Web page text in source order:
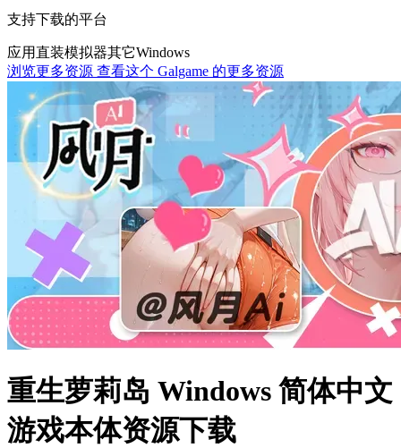
支持下载的平台
应用直装模拟器其它Windows
浏览更多资源 查看这个 Galgame 的更多资源
重生萝莉岛 Windows 简体中文
游戏本体资源下载